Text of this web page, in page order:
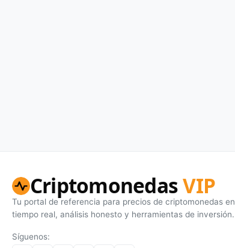
CriptomonedasVIP
Tu portal de referencia para precios de criptomonedas en
tiempo real, análisis honesto y herramientas de inversión.
Síguenos: